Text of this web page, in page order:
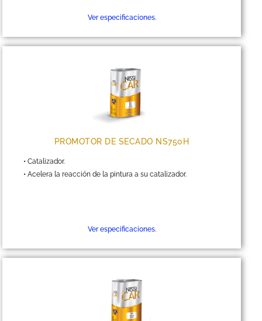
Ver especificaciones.
PROMOTOR DE SECADO NS750H
• Catalizador.
• Acelera la reacción de la pintura a su catalizador.
Ver especificaciones.